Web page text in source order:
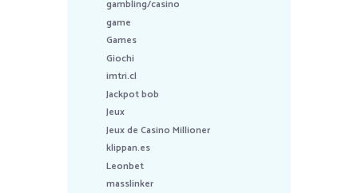
gambling/casino
game
Games
Giochi
imtri.cl
Jackpot bob
Jeux
Jeux de Casino Millioner
klippan.es
Leonbet
masslinker